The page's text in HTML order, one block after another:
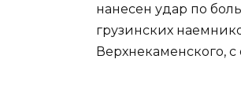
нанесен удар по
грузинских
Верхнекаменского,